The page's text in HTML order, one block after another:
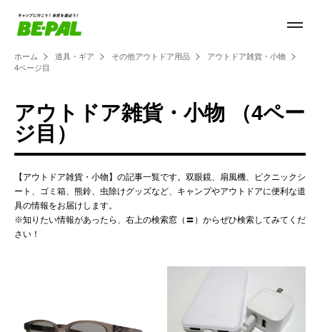
ホーム 道具・ギア その他アウトドア用品
アウトドア雑貨・小物
4ページ目
アウトドア雑貨・小物 （4ペー
ジ目）
【アウトドア雑貨・小物】の記事一覧です。双眼鏡、扇風機、ピクニックシ
ート、ゴミ箱、熊鈴、虫除けグッズなど、キャンプやアウトドアに便利な道
具の情報をお届けします。
※知りたい情報があったら、右上の検索窓（〓）からぜひ検索してみてくだ
さい！